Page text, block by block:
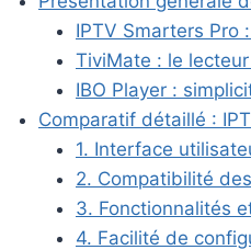
IPTV Smarters Pro
TiviMate : le
IBO Player :
Comparatif détaillé :
1. Interface
2. Compatibilité
3. Fonctionnalités
4. Facilité de